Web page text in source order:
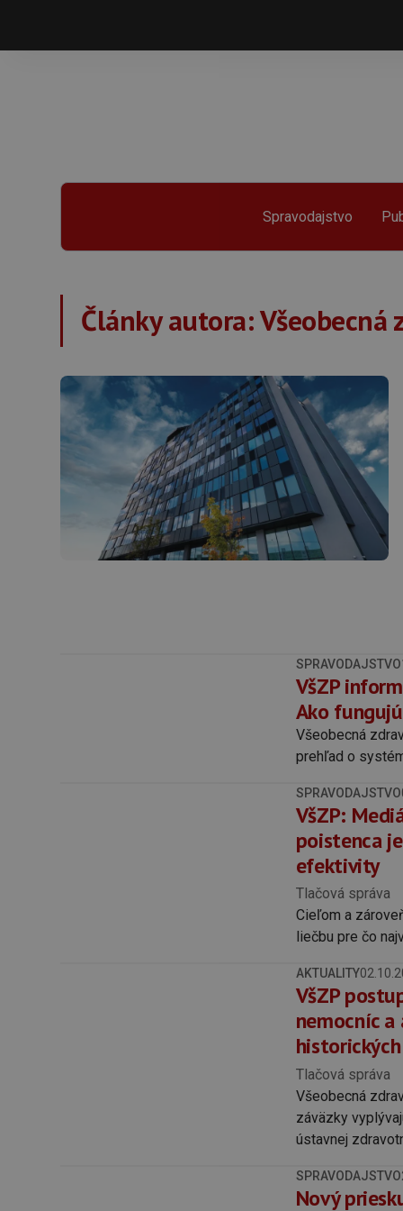
Spravodajstvo
Články autora:Všeobecná
SPRAVODAJSTVO
VšZP
Ako
Všeobecná
prehľad o
SPRAVODAJSTVO
VšZP:
poistenca
efektivity
Tlačová správa
Cieľom a
liečbu pre čo
AKTUALITY
VšZP
nemocníc
Tlačová správa
‍Všeobecná
záväzky
ústavnej
SPRAVODAJSTVO
Nový